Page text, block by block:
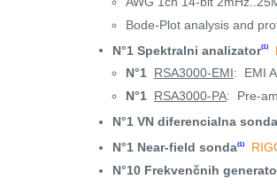
Bode-Plot analysis and
N°1 Spektralni analizator(1)
N°1 RSA3000-EMI: EMI
N°1 RSA3000-PA: Pre-
N°1 VN diferencialna sonda
N°1 Near-field sonda(1)
N°10 Frekvenčnih